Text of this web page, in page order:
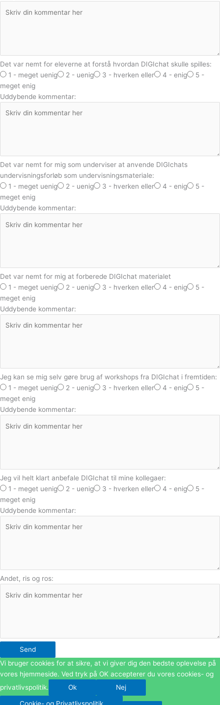
Det var nemt for eleverne at forstå hvordan DIGIchat skulle spilles:
1 - meget uenig
2 - uenig 3 - hverken eller 4 - enig
5 -
meget enig
Uddybende kommentar:
Det var nemt for mig som underviser at anvende DIGIchats
undervisningsforløb som undervisningsmateriale:
1 - meget uenig
2 - uenig 3 - hverken eller 4 - enig
5 -
meget enig
Uddybende kommentar:
Det var nemt for mig at forberede DIGIchat materialet
1 - meget uenig
2 - uenig 3 - hverken eller 4 - enig
5 -
meget enig
Uddybende kommentar:
Jeg kan se mig selv gøre brug af workshops fra DIGIchat i fremtiden:
1 - meget uenig
2 - uenig 3 - hverken eller 4 - enig
5 -
meget enig
Uddybende kommentar:
Jeg vil helt klart anbefale DIGIchat til mine kollegaer:
1 - meget uenig
2 - uenig 3 - hverken eller 4 - enig
5 -
meget enig
Uddybende kommentar:
Andet, ris og ros:
Send
Vi bruger cookies for at sikre, at vi giver dig den bedste oplevelse på
vores hjemmeside. Ved tryk på OK accepterer du vores cookies- og
privatlivspolitik.
Ok Nej